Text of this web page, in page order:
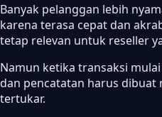
Banyak pelanggan lebih
karena terasa cepat dan
tetap relevan untuk reseller
Namun ketika transaksi
dan pencatatan harus dibuat
tertukar.